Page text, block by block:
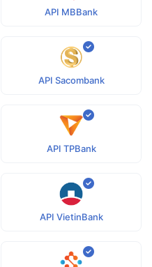
API MBBank
API Sacombank
API TPBank
API VietinBank